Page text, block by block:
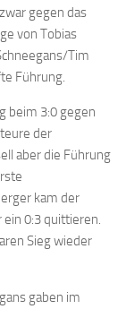
gegen das
von Tobias
Tim
Führung.
beim 3:0 gegen
der
aber die Führung
kam der
0:3 quittieren.
Sieg wieder
gaben im